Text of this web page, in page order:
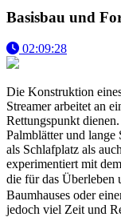
Basisbau und
02:09:28
Die Konstruktion
Streamer arbeitet an
Rettungspunkt
Palmblätter und lange
als Schlafplatz als
experimentiert mit
die für das Überleben
Baumhauses oder
jedoch viel Zeit und